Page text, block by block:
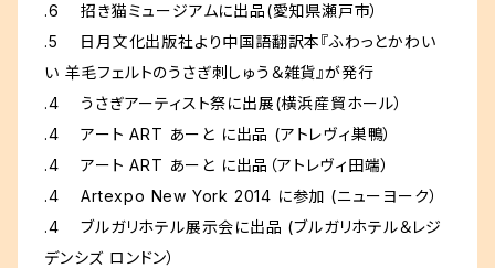
.6 招き猫ミュージアムに出品(愛知県瀬戸市）
.5 日月文化出版社より中国語翻訳本『ふわっとかわい
い 羊毛フェルトのうさぎ刺しゅう＆雑貨』が発行
.4 うさぎアーティスト祭に出展(横浜産貿ホール）
.4 アート ART あーと に出品 (アトレヴィ巣鴨）
.4 アート ART あーと に出品（アトレヴィ田端）
.4 Artexpo New York 2014 に参加 (ニューヨーク）
.4 ブルガリホテル展示会に出品 (ブルガリホテル＆レジ
デンシズ ロンドン）